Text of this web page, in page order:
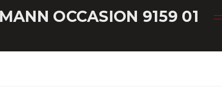
OCCASION 9159 01